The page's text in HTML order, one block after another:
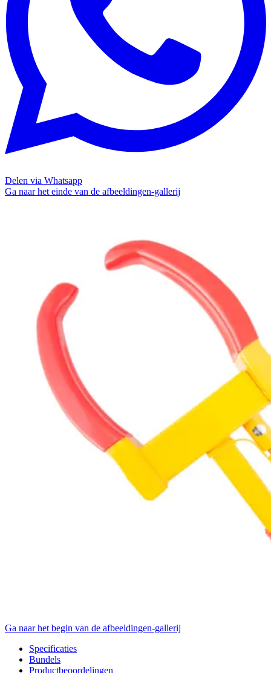
Delen via Whatsapp
Ga naar het einde van de afbeeldingen-gallerij
Ga naar het begin van de afbeeldingen-gallerij
Specificaties
Bundels
Productbeoordelingen